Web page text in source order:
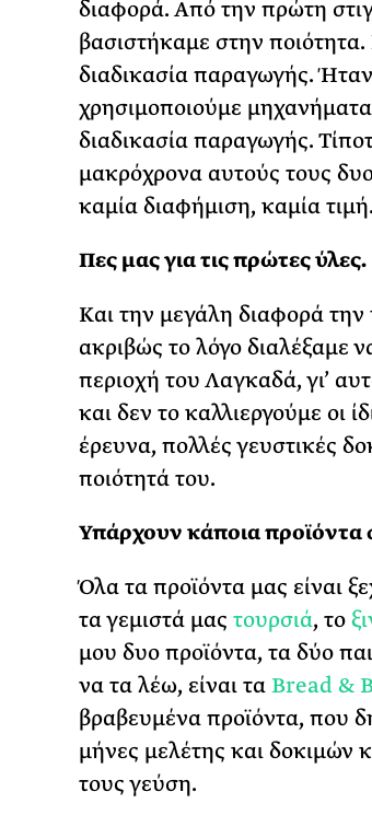
διαφορά. Από την πρώτη
βασιστήκαμε στην
διαδικασία παραγωγής.
χρησιμοποιούμε
διαδικασία παραγωγής.
μακρόχρονα αυτούς τους
καμία διαφήμιση, καμία τιμή.
Πες μας για τις πρώτες ύλες.
Και την μεγάλη διαφορά την
ακριβώς το λόγο διαλέξαμε
περιοχή του Λαγκαδά, γι’
και δεν το καλλιεργούμε οι
έρευνα, πολλές γευστικές
ποιότητά του.
Υπάρχουν κάποια προϊόντα
Όλα τα προϊόντα μας είναι
τα γεμιστά μας τουρσιά, το
μου δυο προϊόντα, τα δύο
να τα λέω, είναι ταBread &
βραβευμένα προϊόντα, που
μήνες μελέτης και δοκιμών
τους γεύση.